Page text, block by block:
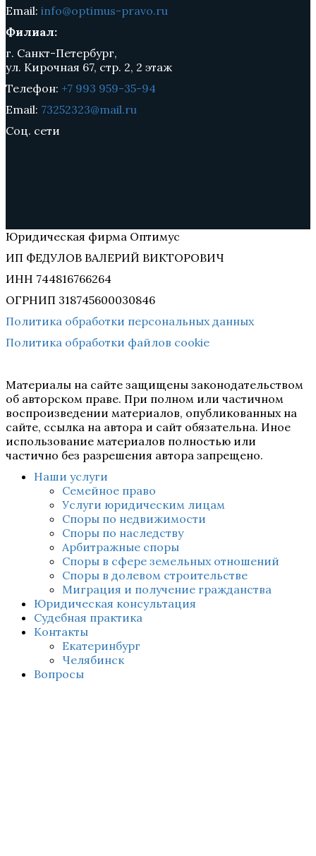
Email: info@optimus-pravo.ru
Филиал:
г. Санкт-Петербург,
ул. Кирочная 67, стр. 2, 2 этаж
Телефон: +7 993 959-35-94
Email: 73252323@mail.ru
Соц. сети
Юридическая фирма Оптимус
ИП ФЕДУЛОВ ВАЛЕРИЙ ВИКТОРОВИЧ
ИНН 744816766264
ОГРНИП 318745600030846
Политика обработки персональных данных
Политика обработки файлов cookie
Материалы на сайте защищены законодательством
об авторском праве. При полном или частичном
воспроизведении материалов, опубликованных на
сайте, ссылка на автора и сайт обязательна. Иное
использование материалов полностью или
частично без разрешения автора запрещено.
Наши услуги
Семейное право
Услуги юридическим лицам
Споры по недвижимости
Споры по наследству
Арбитражные споры
Споры в сфере земельных отношений
Споры в долевом строительстве
Миграция и получение гражданства
Юридическая консультация
Судебная практика
Контакты
Екатеринбург
Челябинск
Вопросы